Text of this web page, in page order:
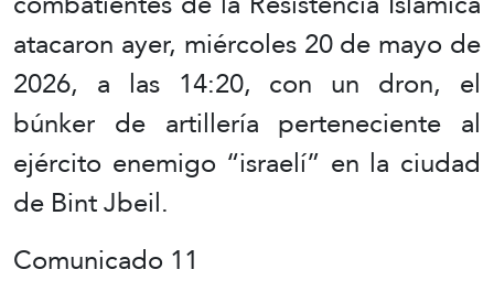
atacaron ayer, miércoles 20 de mayo de
2026, a las 14:20, con un dron, el
búnker de artillería perteneciente al
ejército enemigo “israelí” en la ciudad
de Bint Jbeil.
Comunicado 11